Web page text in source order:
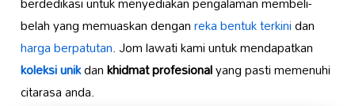
belah yang memuaskan denganreka bentuk terkinidan
harga berpatutan. Jom lawati kami untuk mendapatkan
koleksi unikdankhidmat profesionalyang pasti memenuhi
citarasa anda.